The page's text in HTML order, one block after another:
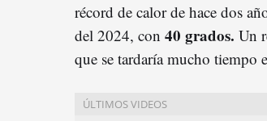
récord de calor de hace dos
del 2024, con 40 grados. Un
que se tardaría mucho tiempo